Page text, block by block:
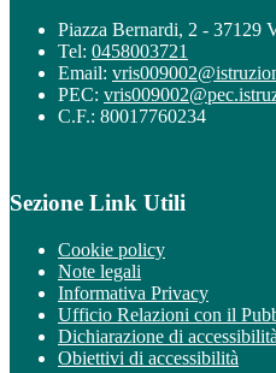
Piazza Bernardi, 2 - 37129
Tel: 0458003721
Email:
PEC:
C.F.: 80017760234
Sezione Link Utili
Cookie policy
Note legali
Informativa Privacy
Ufficio Relazioni con il
Dichiarazione di accessibilità
Obiettivi di accessibilità